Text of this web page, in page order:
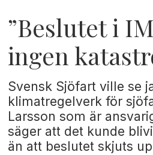
”Beslutet i
ingen
Svensk Sjöfart ville se
klimatregelverk för
Larsson som är
säger att det kunde
än att beslutet skjuts